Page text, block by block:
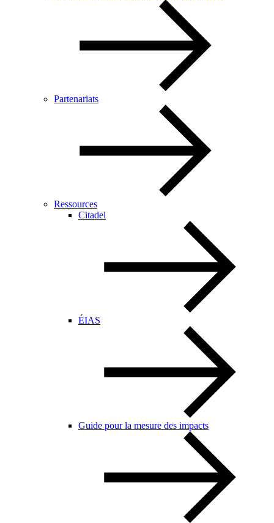
Partenariats
Ressources
Citadel
ÉIAS
Guide pour la mesure des impacts